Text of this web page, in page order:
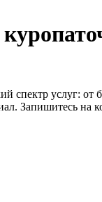
спектр услуг: от
Запишитесь на